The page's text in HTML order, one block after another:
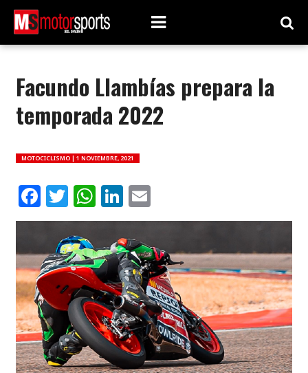
Facundo Llambías prepara la
temporada 2022
MOTOCICLISMO | 1 NOVIEMBRE, 2021
Facebook
Twitter
WhatsApp
LinkedIn
Email